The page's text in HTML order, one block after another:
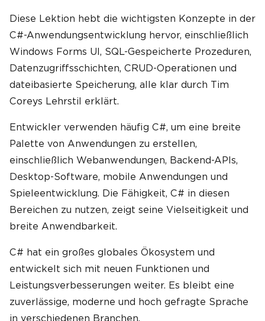
Diese Lektion hebt die wichtigsten Konzepte in der
C#-Anwendungsentwicklung hervor, einschließlich
Windows Forms UI, SQL-Gespeicherte Prozeduren,
Datenzugriffsschichten, CRUD-Operationen und
dateibasierte Speicherung, alle klar durch Tim
Coreys Lehrstil erklärt.
Entwickler verwenden häufig C#, um eine breite
Palette von Anwendungen zu erstellen,
einschließlich Webanwendungen, Backend-APIs,
Desktop-Software, mobile Anwendungen und
Spieleentwicklung. Die Fähigkeit, C# in diesen
Bereichen zu nutzen, zeigt seine Vielseitigkeit und
breite Anwendbarkeit.
C# hat ein großes globales Ökosystem und
entwickelt sich mit neuen Funktionen und
Leistungsverbesserungen weiter. Es bleibt eine
zuverlässige, moderne und hoch gefragte Sprache
in verschiedenen Branchen.